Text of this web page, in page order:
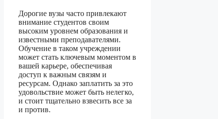
Дорогие вузы часто привлекают
внимание студентов своим
высоким уровнем образования и
известными преподавателями.
Обучение в таком учреждении
может стать ключевым моментом в
вашей карьере, обеспечивая
доступ к важным связям и
ресурсам. Однако заплатить за это
удовольствие может быть нелегко,
и стоит тщательно взвесить все за
и против.